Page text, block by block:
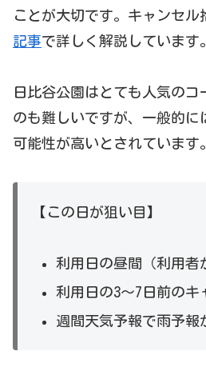
ことが大切です。キャンセル
記事で詳しく解説しています。
日比谷公園はとても人気のコ
のも難しいですが、一般的に
可能性が高いとされています。
【この日が狙い目】
利用日の昼間（利用者
利用日の3～7日前のキ
週間天気予報で雨予報